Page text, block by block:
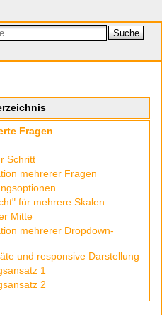
Suche
Fragen
Schritt
mehrerer Fragen
für mehrere Skalen
Mitte
mehrerer Dropdown-
und responsive Darstellung
1
2